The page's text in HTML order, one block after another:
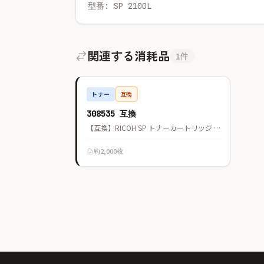
型番: SP 2100L
関連する消耗品 1件
トナー 互換
308535 互換
【互換】RICOH SP トナーカートリッジ 2200
約2,000枚